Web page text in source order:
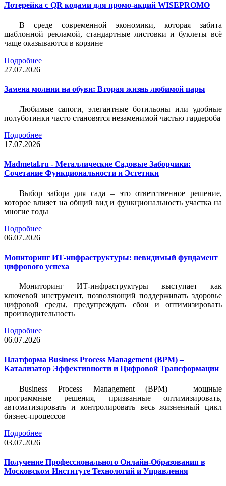
Лотерейка c QR кодами для промо-акций WISEPROMO
В среде современной экономики, которая забита
шаблонной рекламой, стандартные листовки и буклеты всё
чаще оказываются в корзине
Подробнее
27.07.2026
Замена молнии на обуви: Вторая жизнь любимой пары
Любимые сапоги, элегантные ботильоны или удобные
полуботинки часто становятся незаменимой частью гардероба
Подробнее
17.07.2026
Madmetal.ru - Металлические Садовые Заборчики:
Сочетание Функциональности и Эстетики
Выбор забора для сада – это ответственное решение,
которое влияет на общий вид и функциональность участка на
многие годы
Подробнее
06.07.2026
Мониторинг ИТ-инфраструктуры: невидимый фундамент
цифрового успеха
Мониторинг ИТ-инфраструктуры выступает как
ключевой инструмент, позволяющий поддерживать здоровье
цифровой среды, предупреждать сбои и оптимизировать
производительность
Подробнее
06.07.2026
Платформа Business Process Management (BPM) –
Катализатор Эффективности и Цифровой Трансформации
Business Process Management (BPM) – мощные
программные решения, призванные оптимизировать,
автоматизировать и контролировать весь жизненный цикл
бизнес-процессов
Подробнее
03.07.2026
Получение Профессионального Онлайн-Образования в
Московском Институте Технологий и Управления